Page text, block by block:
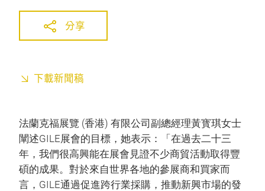
分享
下載新聞稿
法蘭克福展覽 (香港) 有限公司副總經理黃寳琪女士
闡述GILE展會的目標，她表示：「在過去二十三
年，我們很高興能在展會見證不少商貿活動取得豐
碩的成果。對於來自世界各地的參展商和買家而
言，GILE通過促進跨行業採購，推動新興市場的發